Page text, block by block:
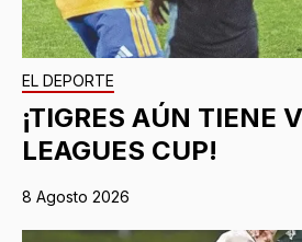
EL DEPORTE
¡TIGRES AÚN TIENE
LEAGUES CUP!
8 Agosto 2026